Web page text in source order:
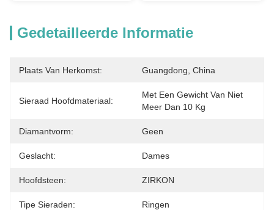
Gedetailleerde Informatie
Plaats Van Herkomst: Guangdong, China
Sieraad Hoofdmateriaal:
Met Een Gewicht Van Niet
Meer Dan 10 Kg
Diamantvorm: Geen
Geslacht: Dames
Hoofdsteen: ZIRKON
Tipe Sieraden: Ringen